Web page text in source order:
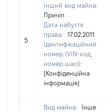
5
Інший вид майна:
Причіп
Дата набуття
права:
17.02.2011
Ідентифікаційний
номер (VIN-код,
номер шасі):
[Конфіденційна
інформація]
Вид майна:
Інше